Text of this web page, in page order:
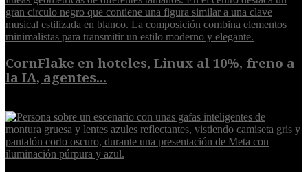
CornFlake en hoteles, Linux al 10%, freno a
la IA, agentes...